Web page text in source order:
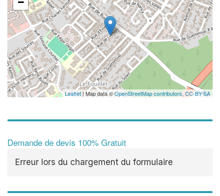
Leaflet | Map data ©OpenStreetMap contributors,CC-BY-SA
Demande de devis 100% Gratuit
Erreur lors du chargement du formulaire